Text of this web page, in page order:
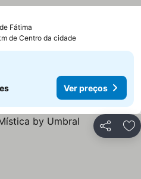
Fátima
de Centro da cidade
Ver preços
Partilhar